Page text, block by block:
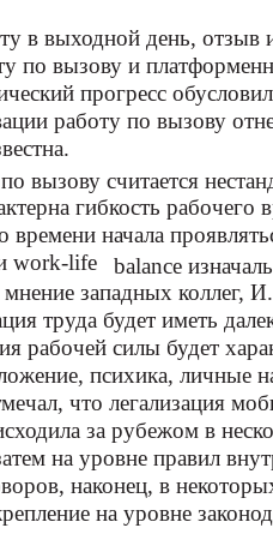
в выходной день, отзыв
по вызову и
прогресс
работу по вызову
вызову считается
гибкость
времени начала
work-life
balance
западных коллег,
труда будет иметь
рабочей силы будет
психика, личные
что легализация
за рубежом в
на уровне правил
наконец, в
на уровне